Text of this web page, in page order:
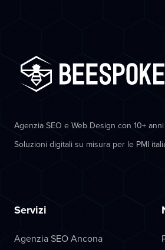
Agenzia SEO e Web Design con 10+
Soluzioni digitali su misura per le PMI
Servizi
Agenzia SEO Ancona